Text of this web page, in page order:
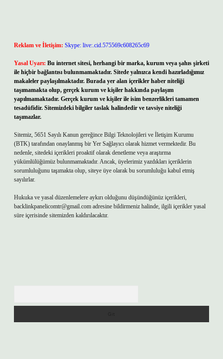
Reklam ve İletişim: Skype: live:.cid.575569c608265c69
Yasal Uyarı: Bu internet sitesi, herhangi bir marka, kurum veya şahıs şirketi
ile hiçbir bağlantısı bulunmamaktadır. Sitede yalnızca kendi hazırladığımız
makaleler paylaşılmaktadır. Burada yer alan içerikler haber niteliği
taşımamakta olup, gerçek kurum ve kişiler hakkında paylaşım
yapılmamaktadır. Gerçek kurum ve kişiler ile isim benzerlikleri tamamen
tesadüfidir. Sitemizdeki bilgiler taslak halindedir ve tavsiye niteliği
taşımazlar.
Sitemiz, 5651 Sayılı Kanun gereğince Bilgi Teknolojileri ve İletişim Kurumu
(BTK) tarafından onaylanmış bir Yer Sağlayıcı olarak hizmet vermektedir. Bu
nedenle, sitedeki içerikleri proaktif olarak denetleme veya araştırma
yükümlülüğümüz bulunmamaktadır. Ancak, üyelerimiz yazdıkları içeriklerin
sorumluluğunu taşımakta olup, siteye üye olarak bu sorumluluğu kabul etmiş
sayılırlar.
Hukuka ve yasal düzenlemelere aykırı olduğunu düşündüğünüz içerikleri,
backlinkpanelicomtr@gmail.com adresine bildirmeniz halinde, ilgili içerikler yasal
süre içerisinde sitemizden kaldırılacaktır.